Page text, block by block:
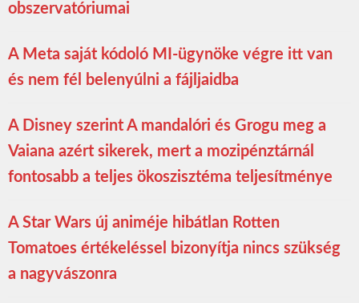
obszervatóriumai
A Meta saját kódoló MI-ügynöke végre itt van
és nem fél belenyúlni a fájljaidba
A Disney szerint A mandalóri és Grogu meg a
Vaiana azért sikerek, mert a mozipénztárnál
fontosabb a teljes ökoszisztéma teljesítménye
A Star Wars új animéje hibátlan Rotten
Tomatoes értékeléssel bizonyítja nincs szükség
a nagyvászonra